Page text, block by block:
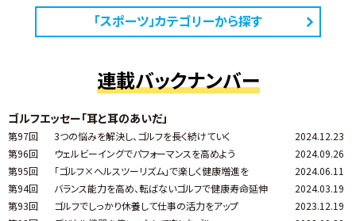
「スポーツ」カテゴリーから探す
連載バックナンバー
ゴルフエッセー「耳と耳のあいだ」
第97回 3つの悩みを解決し、ゴルフを長く続けていく
2024.12.23
第96回
ウェルビーイングでパフォーマンスを高めよう
2024.09.26
第95回
「ゴルフ×ヘルスツーリズム」で楽しく健康増進を
2024.06.11
第94回
バランス能力を高め、転ばないゴルフで健康寿命延伸
2024.03.19
第93回
ゴルフでしっかり休養して仕事の活力をアップ
2023.12.19